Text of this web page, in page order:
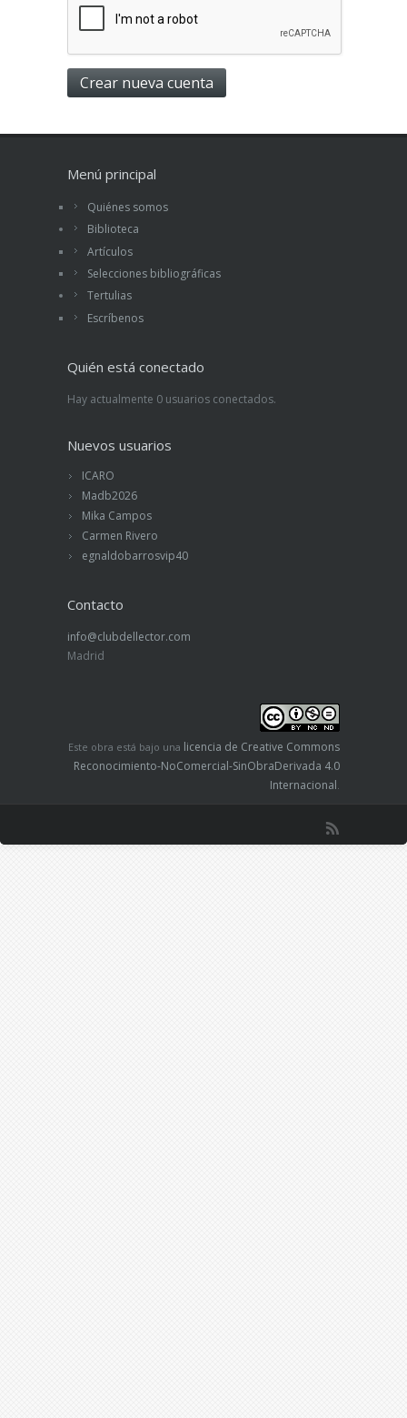
Menú principal
Quiénes somos
Biblioteca
Artículos
Selecciones bibliográficas
Tertulias
Escríbenos
Quién está conectado
Hay actualmente 0 usuarios conectados.
Nuevos usuarios
ICARO
Madb2026
Mika Campos
Carmen Rivero
egnaldobarrosvip40
Contacto
info@clubdellector.com
Madrid
Este obra está bajo una licencia de Creative Commons
Reconocimiento-NoComercial-SinObraDerivada 4.0
Internacional